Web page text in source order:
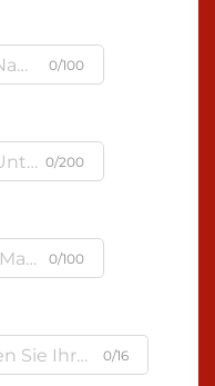
0/100
0/200
0/100
0/16